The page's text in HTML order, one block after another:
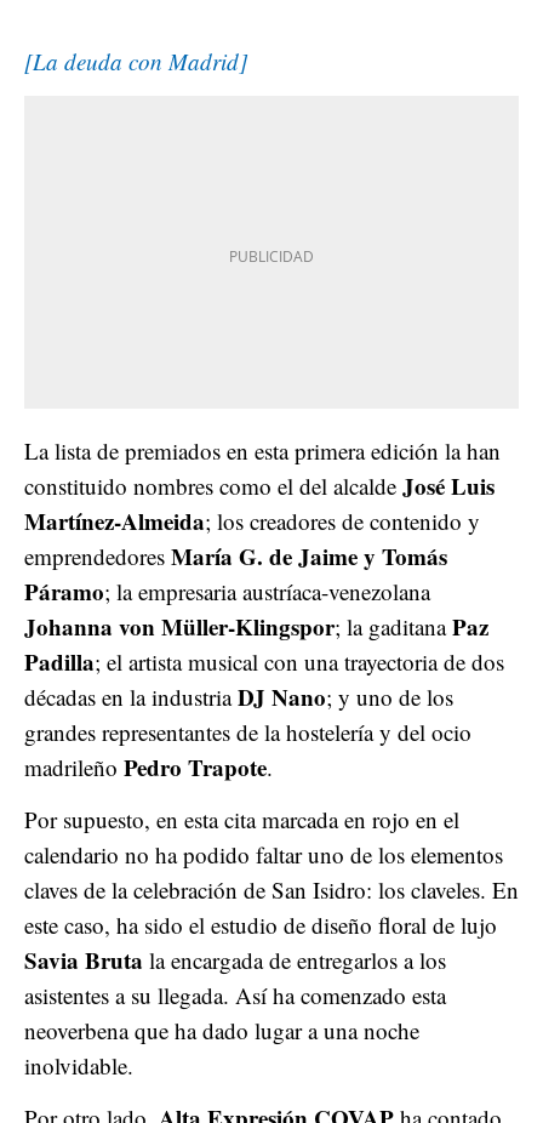
[La deuda con Madrid]
La lista de premiados en esta primera edición la han
constituido nombres como el del alcalde José Luis
Martínez-Almeida; los creadores de contenido y
emprendedores María G. de Jaime y Tomás
Páramo; la empresaria austríaca-venezolana
Johanna von Müller-Klingspor; la gaditanaPaz
Padilla; el artista musical con una trayectoria de dos
décadas en la industriaDJ Nano; y uno de los
grandes representantes de la hostelería y del ocio
madrileño Pedro Trapote.
Por supuesto, en esta cita marcada en rojo en el
calendario no ha podido faltar uno de los elementos
claves de la celebración de San Isidro: los claveles. En
este caso, ha sido el estudio de diseño floral de lujo
Savia Bruta la encargada de entregarlos a los
asistentes a su llegada. Así ha comenzado esta
neoverbena que ha dado lugar a una noche
inolvidable.